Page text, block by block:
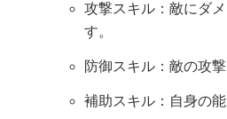
攻撃スキル：敵にダ
す。
防御スキル：敵の攻
補助スキル：自身の